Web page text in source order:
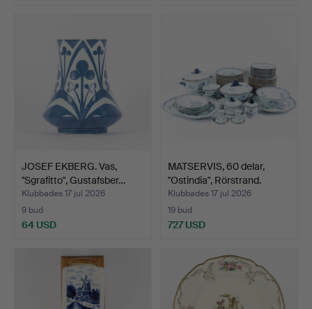
JOSEF EKBERG. Vas,
"Sgrafitto", Gustafsber…
Klubbades 17 jul 2026
9 bud
64 USD
MATSERVIS, 60 delar,
"Ostindia", Rörstrand.
Klubbades 17 jul 2026
19 bud
727 USD